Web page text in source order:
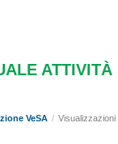
VeSA / Visualizzazioni